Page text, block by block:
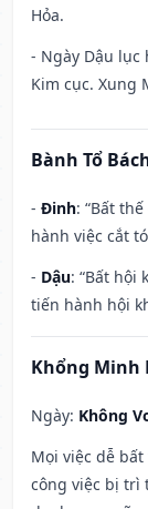
Hỏa.
- Ngày Dậu lục
Kim cục. Xung
Bành Tổ
- Đinh: “Bất
hành việc cắt
- Dậu: “Bất hội
tiến hành hội
Khổng Minh
Ngày: Không
Mọi việc dễ
công việc bị trì